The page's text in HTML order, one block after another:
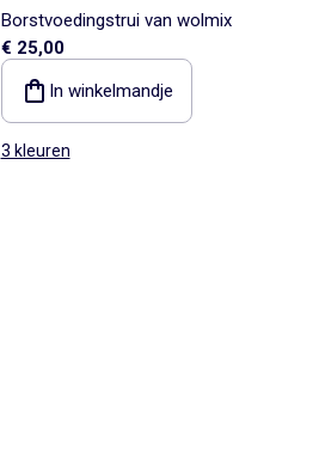
Borstvoedingstrui van wolmix
€ 25,00
In winkelmandje
3 kleuren